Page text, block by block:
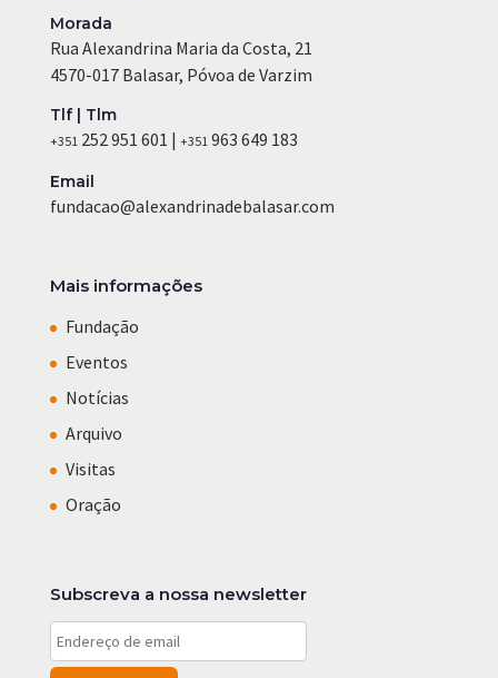
Morada
Rua Alexandrina Maria da Costa, 21
4570-017 Balasar, Póvoa de Varzim
Tlf | Tlm
+351252 951 601 | +351963 649 183
Email
fundacao@alexandrinadebalasar.com
Mais informações
Fundação
Eventos
Notícias
Arquivo
Visitas
Oração
Subscreva a nossa newsletter